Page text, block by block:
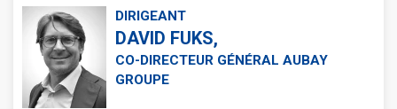
DIRIGEANT
DAVID FUKS,
CO-DIRECTEUR GÉNÉRAL AUBAY
GROUPE